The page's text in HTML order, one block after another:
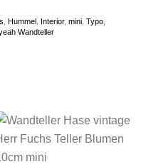
Hummel Interior,mini ,Typo
Wandteller